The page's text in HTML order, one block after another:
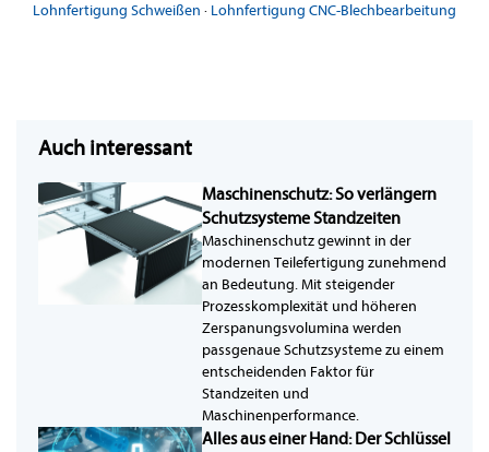
Lohnfertigung Schweißen · Lohnfertigung CNC-Blechbearbeitung
Auch interessant
Maschinenschutz: So verlängern
Schutzsysteme Standzeiten
Maschinenschutz gewinnt in der
modernen Teilefertigung zunehmend
an Bedeutung. Mit steigender
Prozesskomplexität und höheren
Zerspanungsvolumina werden
passgenaue Schutzsysteme zu einem
entscheidenden Faktor für
Standzeiten und
Maschinenperformance.
Alles aus einer Hand: Der Schlüssel